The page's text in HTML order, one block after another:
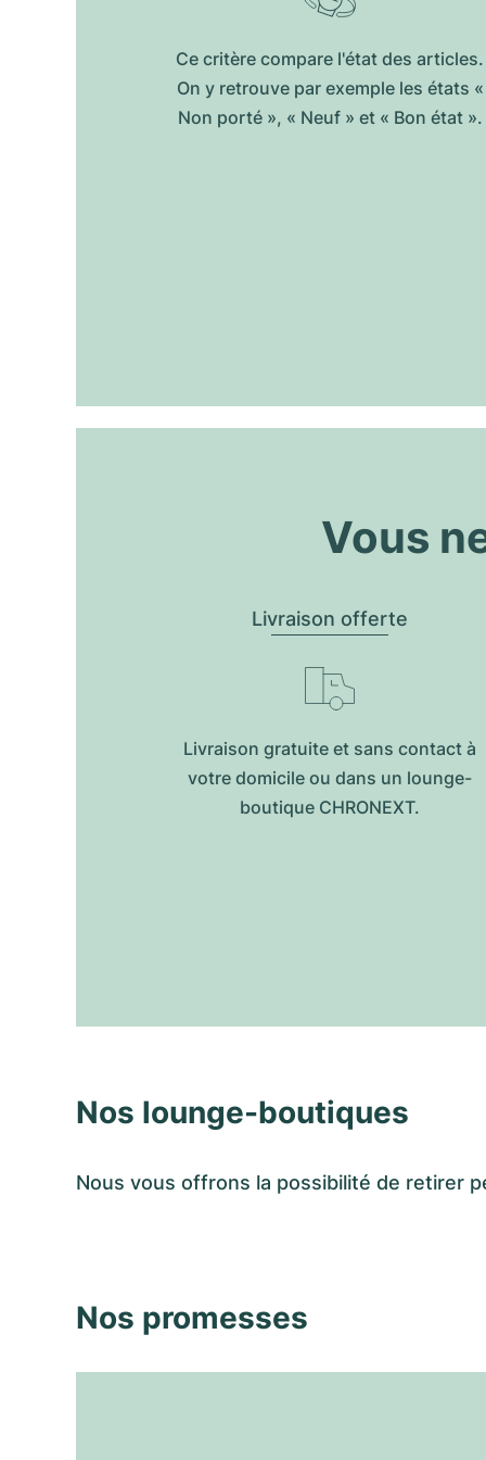
Ce critère compare l'état des articles.
On y retrouve par exemple les états «
Non porté », « Neuf » et « Bon état ».
Vous
Livraison offerte
Livraison gratuite et sans contact à
votre domicile ou dans un lounge-
boutique CHRONEXT.
Nos lounge-boutiques
Nous vous offrons la possibilité de retirer
Nos promesses